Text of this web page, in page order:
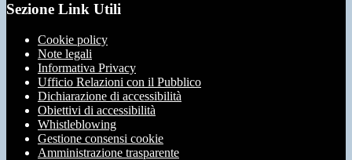
Sezione Link Utili
Cookie policy
Note legali
Informativa Privacy
Ufficio Relazioni con il Pubblico
Dichiarazione di accessibilità
Obiettivi di accessibilità
Whistleblowing
Gestione consensi cookie
Amministrazione trasparente